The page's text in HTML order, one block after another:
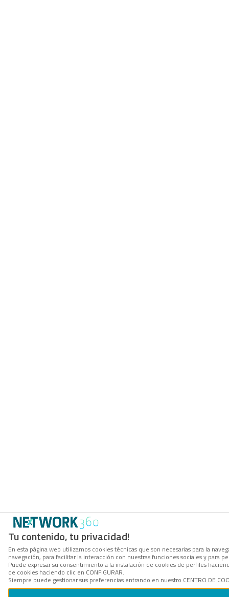
Tu contenido, tu privacidad!
En esta página web utilizamos cookies técnicas que son necesarias para la
navegación, para facilitar la interacción con nuestras funciones sociales y
Puede expresar su consentimiento a la instalación de cookies de perfiles
de cookies haciendo clic en CONFIGURAR.
Siempre puede gestionar sus preferencias entrando en nuestro CENTRO DE